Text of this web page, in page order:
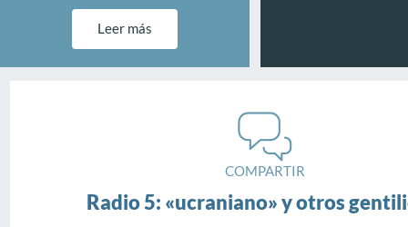
Leer más
COMPARTIR
Radio 5: «ucraniano» y otros